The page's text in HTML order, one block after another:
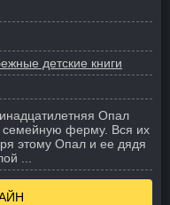
детские книги
Опал
семейную ферму. Вся их
этому Опал и ее дядя
...